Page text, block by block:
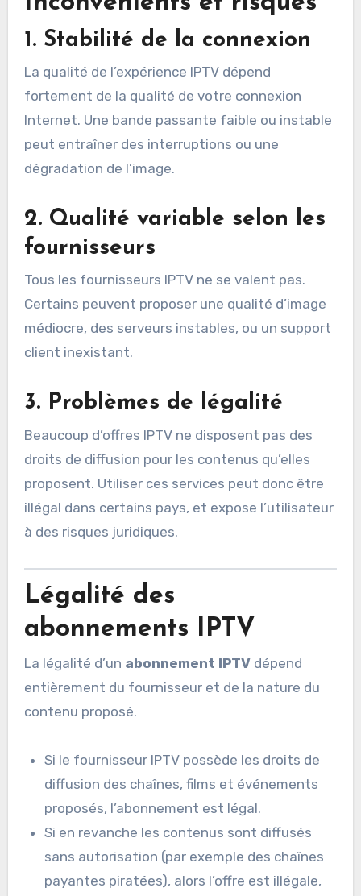
1. Stabilité de la connexion
La qualité de l’expérience IPTV dépend
fortement de la qualité de votre connexion
Internet. Une bande passante faible ou instable
peut entraîner des interruptions ou une
dégradation de l’image.
2. Qualité variable selon les
fournisseurs
Tous les fournisseurs IPTV ne se valent pas.
Certains peuvent proposer une qualité d’image
médiocre, des serveurs instables, ou un support
client inexistant.
3. Problèmes de légalité
Beaucoup d’offres IPTV ne disposent pas des
droits de diffusion pour les contenus qu’elles
proposent. Utiliser ces services peut donc être
illégal dans certains pays, et expose l’utilisateur
à des risques juridiques.
Légalité des
abonnements IPTV
La légalité d’un abonnement IPTVdépend
entièrement du fournisseur et de la nature du
contenu proposé.
Si le fournisseur IPTV possède les droits de
diffusion des chaînes, films et événements
proposés, l’abonnement est légal.
Si en revanche les contenus sont diffusés
sans autorisation (par exemple des chaînes
payantes piratées), alors l’offre est illégale,